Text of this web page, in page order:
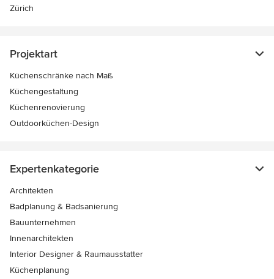
Zürich
Projektart
Küchenschränke nach Maß
Küchengestaltung
Küchenrenovierung
Outdoorküchen-Design
Expertenkategorie
Architekten
Badplanung & Badsanierung
Bauunternehmen
Innenarchitekten
Interior Designer & Raumausstatter
Küchenplanung